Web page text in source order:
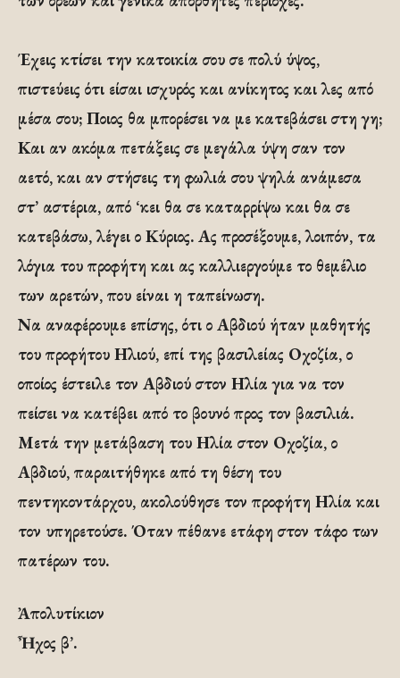
Έχεις κτίσει την κατοικία σου σε πολύ ύψος,
πιστεύεις ότι είσαι ισχυρός και ανίκητος και λες από
μέσα σου; Ποιος θα μπορέσει να με κατεβάσει στη γη;
Και αν ακόμα πετάξεις σε μεγάλα ύψη σαν τον
αετό, και αν στήσεις τη φωλιά σου ψηλά ανάμεσα
στ’ αστέρια, από ‘κει θα σε καταρρίψω και θα σε
κατεβάσω, λέγει ο Κύριος. Ας προσέξουμε, λοιπόν, τα
λόγια του προφήτη και ας καλλιεργούμε το θεμέλιο
των αρετών, που είναι η ταπείνωση.
Να αναφέρουμε επίσης, ότι ο Αβδιού ήταν μαθητής
του προφήτου Ηλιού, επί της βασιλείας Οχοζία, ο
οποίος έστειλε τον Αβδιού στον Ηλία για να τον
πείσει να κατέβει από το βουνό προς τον βασιλιά.
Μετά την μετάβαση του Ηλία στον Οχοζία, ο
Αβδιού, παραιτήθηκε από τη θέση του
πεντηκοντάρχου, ακολούθησε τον προφήτη Ηλία και
τον υπηρετούσε. Όταν πέθανε ετάφη στον τάφο των
πατέρων του.
Ἀπολυτίκιον
Ἦχος β’.